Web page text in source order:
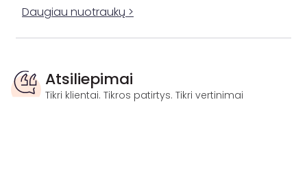
Daugiau nuotraukų >
Atsiliepimai
Tikri klientai. Tikros patirtys. Tikri vertinimai